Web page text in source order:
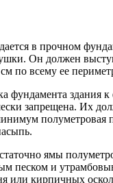
в прочном
Он должен
по всему ее
фундамента здания
запрещена. Их
полуметровая
ямы
песком и
или кирпичных